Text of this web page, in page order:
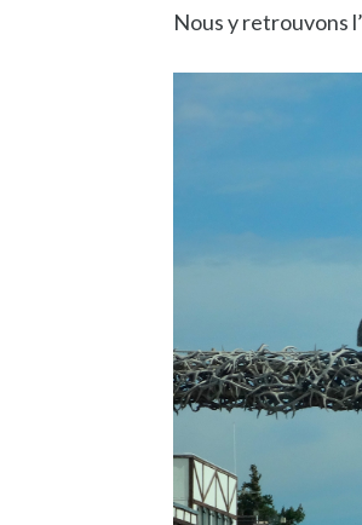
Nous y retrouvons